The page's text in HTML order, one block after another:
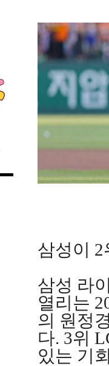
삼성이
삼성 라
열리는
의 원정
다. 3위
있는 기